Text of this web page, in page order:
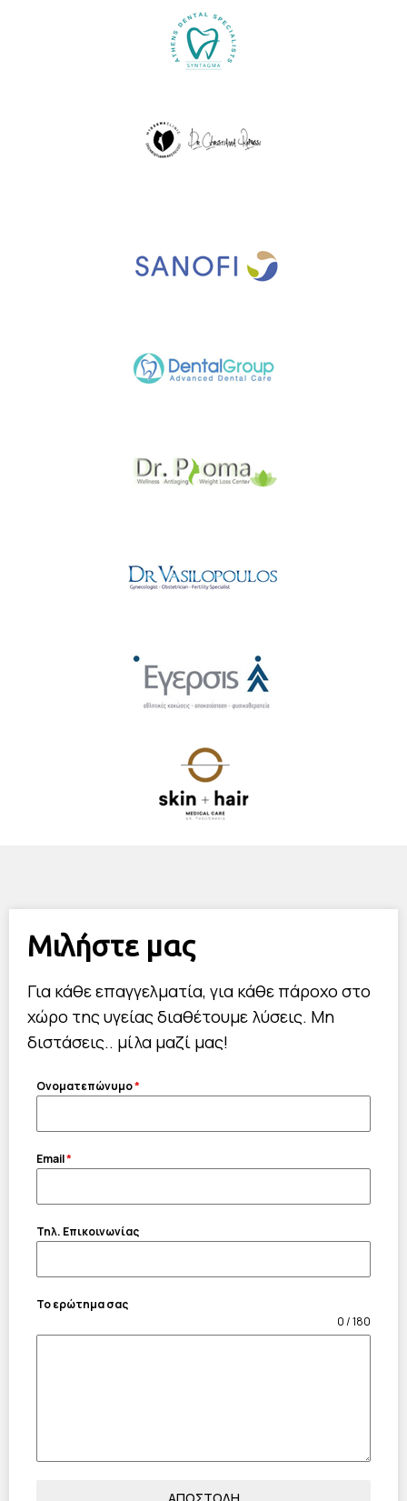
Μιλήστε μας
Για κάθε επαγγελματία, για κάθε πάροχο στο
χώρο της υγείας διαθέτουμε λύσεις. Μη
διστάσεις.. μίλα μαζί μας!
Ονοματεπώνυμο*
Email*
Τηλ. Επικοινωνίας
Το ερώτημα σας
0 / 180